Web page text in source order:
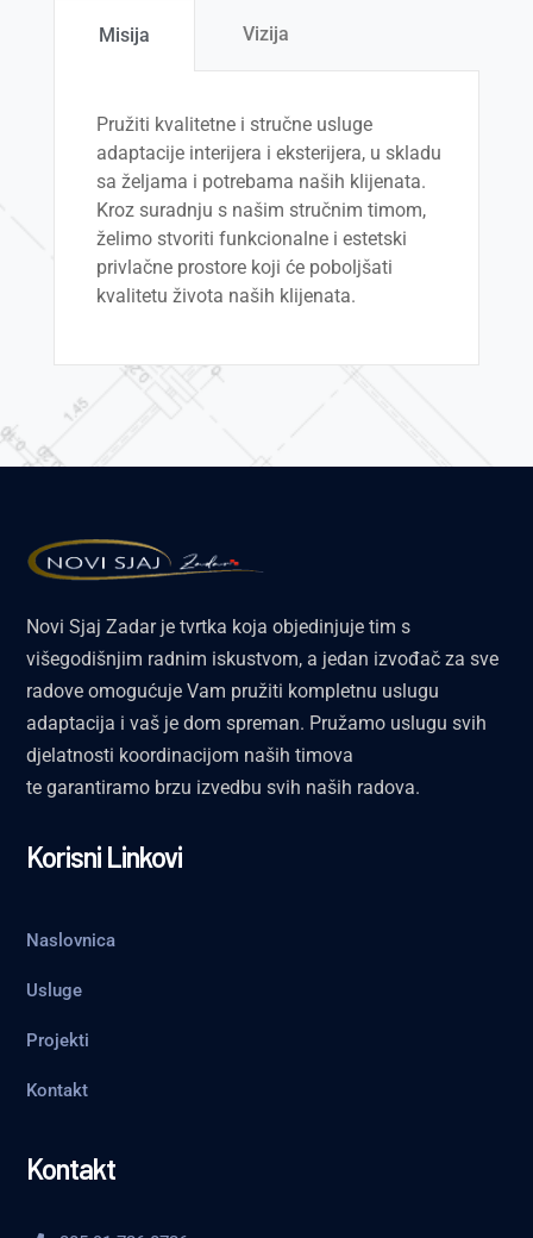
Misija Vizija
Pružiti kvalitetne i stručne usluge
adaptacije interijera i eksterijera, u skladu
sa željama i potrebama naših klijenata.
Kroz suradnju s našim stručnim timom,
želimo stvoriti funkcionalne i estetski
privlačne prostore koji će poboljšati
kvalitetu života naših klijenata.
Novi Sjaj Zadar je tvrtka koja objedinjuje tim s
višegodišnjim radnim iskustvom, a jedan izvođač za sve
radove omogućuje Vam pružiti kompletnu uslugu
adaptacija i vaš je dom spreman. Pružamo uslugu svih
djelatnosti koordinacijom naših timova
te garantiramo brzu izvedbu svih naših radova.
Korisni Linkovi
Naslovnica
Usluge
Projekti
Kontakt
Kontakt